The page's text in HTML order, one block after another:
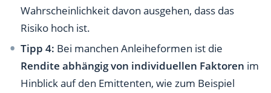
Wahrscheinlichkeit davon ausgehen, dass das
Risiko hoch ist.
Tipp 4: Bei manchen Anleiheformen ist die
Rendite abhängig von individuellen Faktoren im
Hinblick auf den Emittenten, wie zum Beispiel